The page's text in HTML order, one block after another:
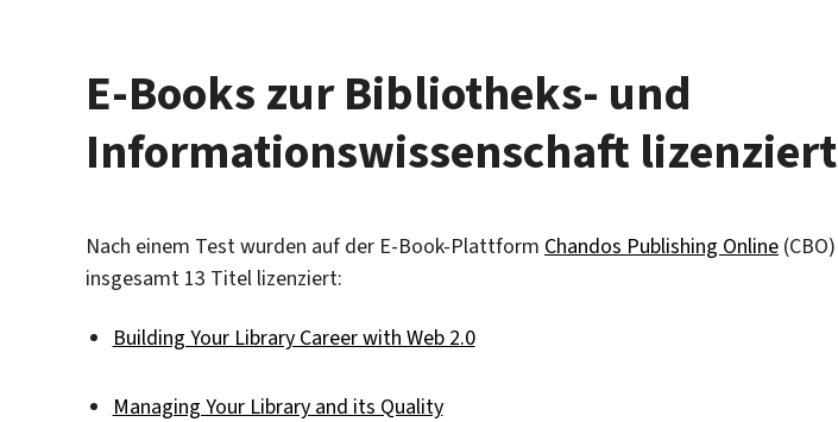
E-Books zur Bibliotheks- und
Informationswissenschaft lizenziert
Nach einem Test wurden auf der E-Book-Plattform Chandos Publishing Online (CBO)
insgesamt 13 Titel lizenziert:
Building Your Library Career with Web 2.0
Managing Your Library and its Quality